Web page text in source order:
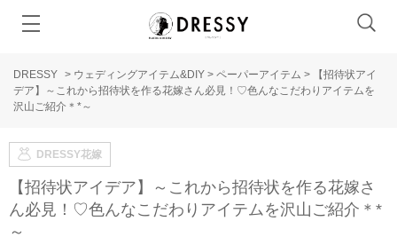
DRESSY > ウェディングアイテム&DIY > ペーパーアイテム >
【招待状アイ
デア】～これから招待状を作る花嫁さん必見！♡色んなこだわりアイテムを
沢山ご紹介＊*～
DRESSY花嫁
【招待状アイデア】～これから招待状を作る花嫁さ
ん必見！♡色んなこだわりアイテムを沢山ご紹介＊*
～